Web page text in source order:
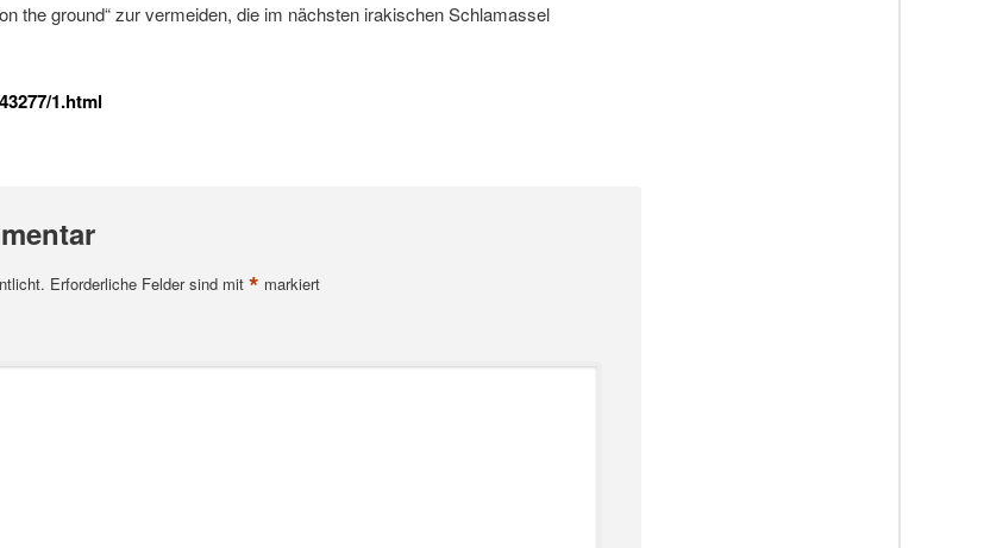
the ground“ zur vermeiden, die im nächsten irakischen Schlamassel
1.html
Erforderliche Felder sind mit * markiert